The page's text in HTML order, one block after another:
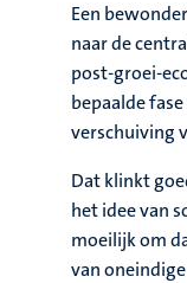
Een
naar de
post-groei-
bepaalde
verschuiving
Dat klinkt
het idee van
moeilijk om
van